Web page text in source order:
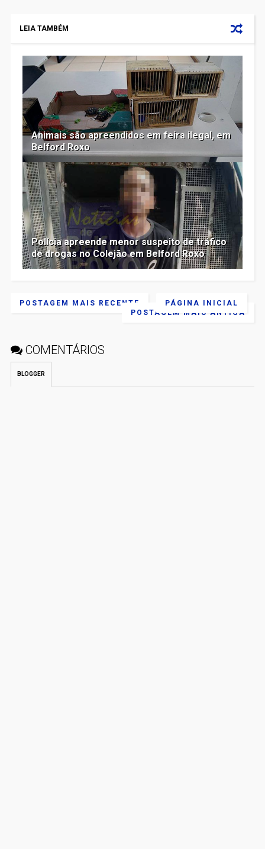
LEIA TAMBÉM
Animais são apreendidos em feira ilegal, em
Belford Roxo
Polícia apreende menor suspeito de tráfico
de drogas no Colejão em Belford Roxo
POSTAGEM MAIS RECENTE
POSTAGEM MAIS ANTIGA
PÁGINA INICIAL
COMENTÁRIOS
BLOGGER